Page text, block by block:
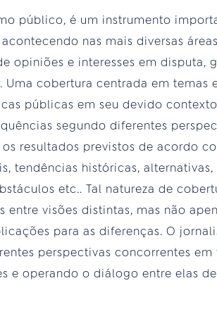
público, é um instrumento
nas mais diversas
opiniões e interesses em disputa,
cobertura centrada em temas
públicas em seu devido
segundo diferentes
resultados previstos de acordo
tendências históricas,
etc.. Tal natureza de
visões distintas, mas não
para as diferenças. O
perspectivas concorrentes
e operando o diálogo entre elas